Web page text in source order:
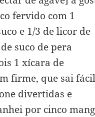
fervido com 1
e 1/3 de licor de
suco de pera
1 xícara de
firme, que sai fácil
divertidas e
por cinco